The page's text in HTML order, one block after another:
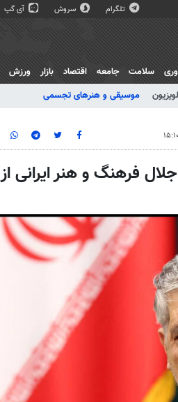
تلگرام سروش آی گپ
موسیقی و هنرهای تجسمی
سلامت جامعه اقتصاد بازار ورزش
فرهنگ و هنر ایرانی از